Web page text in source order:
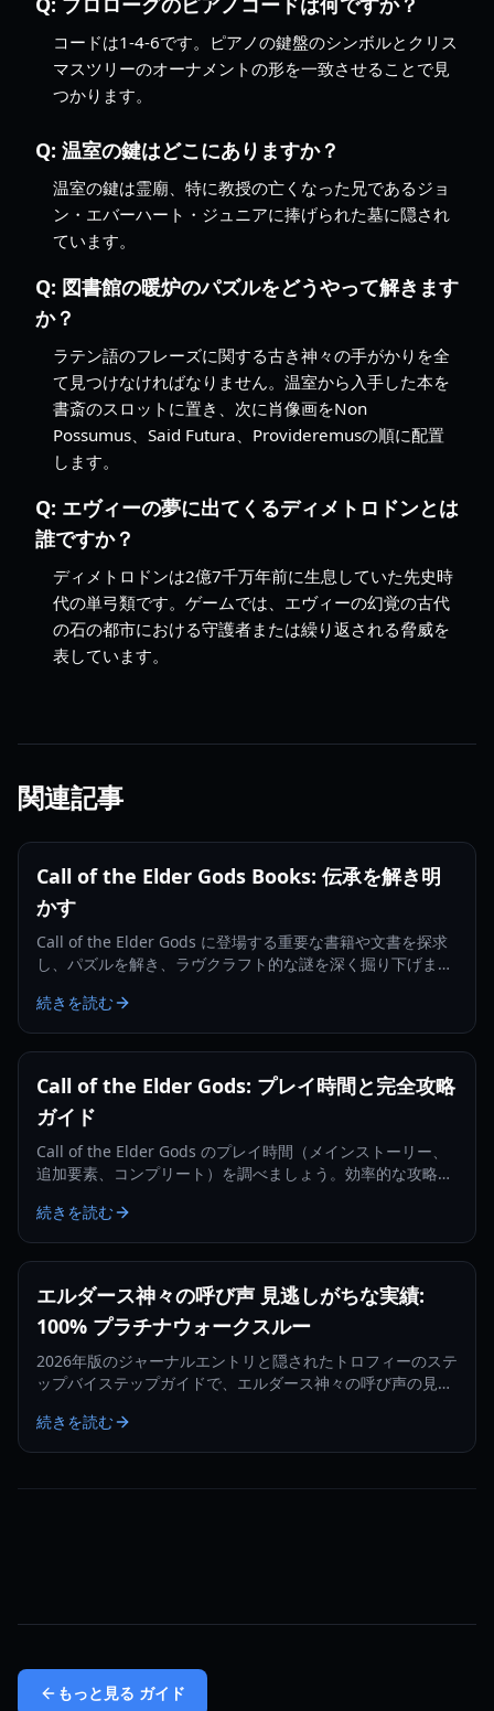
コードは1-4-6です。ピアノの鍵盤のシンボルとクリス
マスツリーのオーナメントの形を一致させることで見
つかります。
Q: 温室の鍵はどこにありますか？
温室の鍵は霊廟、特に教授の亡くなった兄であるジョ
ン・エバーハート・ジュニアに捧げられた墓に隠され
ています。
Q: 図書館の暖炉のパズルをどうやって解きます
か？
ラテン語のフレーズに関する古き神々の手がかりを全
て見つけなければなりません。温室から入手した本を
書斎のスロットに置き、次に肖像画をNon
Possumus、Said Futura、Provideremusの順に配置
します。
Q: エヴィーの夢に出てくるディメトロドンとは
誰ですか？
ディメトロドンは2億7千万年前に生息していた先史時
代の単弓類です。ゲームでは、エヴィーの幻覚の古代
の石の都市における守護者または繰り返される脅威を
表しています。
関連記事
Call of the Elder Gods Books: 伝承を解き明
かす
Call of the Elder Gods に登場する重要な書籍や文書を探求
し、パズルを解き、ラヴクラフト的な謎を深く掘り下げまし
続きを読む
Call of the Elder Gods: プレイ時間と完全攻略
ガイド
Call of the Elder Gods のプレイ時間（メインストーリー、
追加要素、コンプリート）を調べましょう。効率的な攻略の
続きを読む
エルダース神々の呼び声 見逃しがちな実績:
100% プラチナウォークスルー
2026年版のジャーナルエントリと隠されたトロフィーのステ
ップバイステップガイドで、エルダース神々の呼び声の見逃
続きを読む
もっと見る ガイド